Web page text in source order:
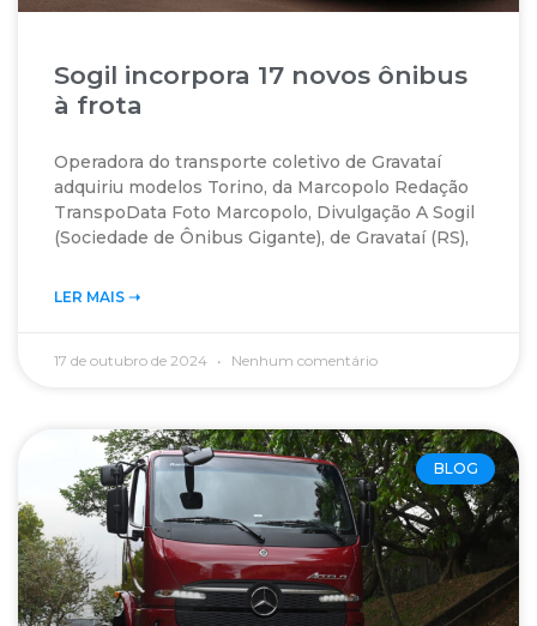
Sogil incorpora 17 novos ônibus
à frota
Operadora do transporte coletivo de Gravataí
adquiriu modelos Torino, da Marcopolo Redação
TranspoData Foto Marcopolo, Divulgação A Sogil
(Sociedade de Ônibus Gigante), de Gravataí (RS),
LER MAIS ➝‬
17 de outubro de 2024 Nenhum comentário
BLOG